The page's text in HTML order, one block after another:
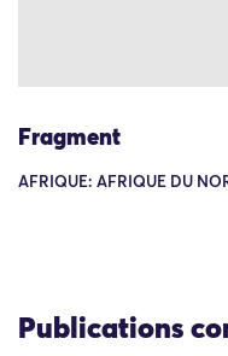
Fragment
AFRIQUE: AFRIQUE DU
Publications